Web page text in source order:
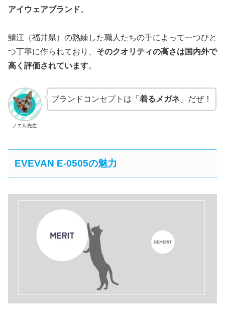
アイウェアブランド。
鯖江（福井県）の熟練した職人たちの手によって一つひと
つ丁寧に作られており、 そのクオリティの高さは国内外で
高く評価されています。
ノエル先生
ブランドコンセプトは「 着るメガネ 」だぜ！
EVEVAN E-0505の魅力